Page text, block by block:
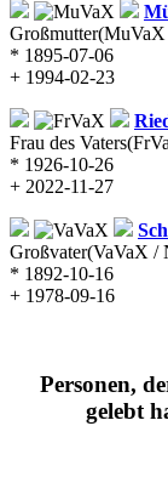
Großmutter
* 1895-07-06
+ 1994-02-23
Frau des Vaters
* 1926-10-26
+ 2022-11-27
Großvater(VaVaX /
* 1892-10-16
+ 1978-09-16
Personen,
gelebt